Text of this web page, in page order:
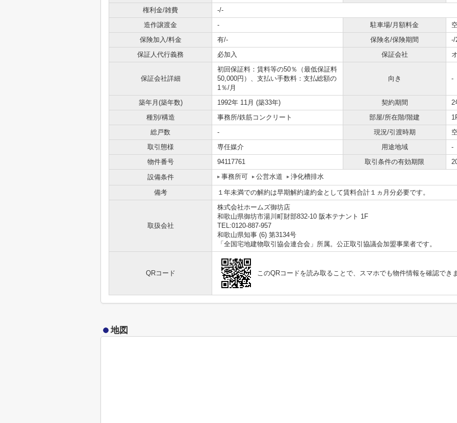
権利金/雑費
-/-
造作譲渡金
- 駐車場/月額料金
保険加入/料金
有/- 保険名/保険期間
-/
保証人代行義務
必加入 保証会社
保証会社詳細
初回保証料：賃料等の50％（最低保証料
50,000円）、支払い手数料：支払総額の
1％/月
向き -
築年月(築年数) 1992年 11月 (築33年) 契約期間
2
種別/構造
事務所/鉄筋コンクリート 部屋/所在階/階建
総戸数
- 現況/引渡時期
取引態様
専任媒介 用途地域
-
物件番号
94117761 取引条件の有効期限
設備条件
事務所可 公営水道 浄化槽排水
備考 １年未満での解約は早期解約違約金として賃料合計１ヵ月分必要です。
取扱会社
株式会社ホームズ御坊店
和歌山県御坊市湯川町財部832-10 阪本テナント 1F
TEL:0120-887-957
和歌山県知事 (6) 第3134号
「全国宅地建物取引協会連合会」所属。公正取引協議会加盟事業者です。
QRコード このQRコードを読み取ることで、スマホでも物件情報を確認でき
地図